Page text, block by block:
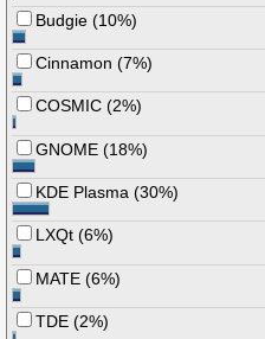
Budgie (10%)
Cinnamon (7%)
COSMIC (2%)
GNOME (18%)
KDE Plasma (30%)
LXQt (6%)
MATE (6%)
TDE (2%)